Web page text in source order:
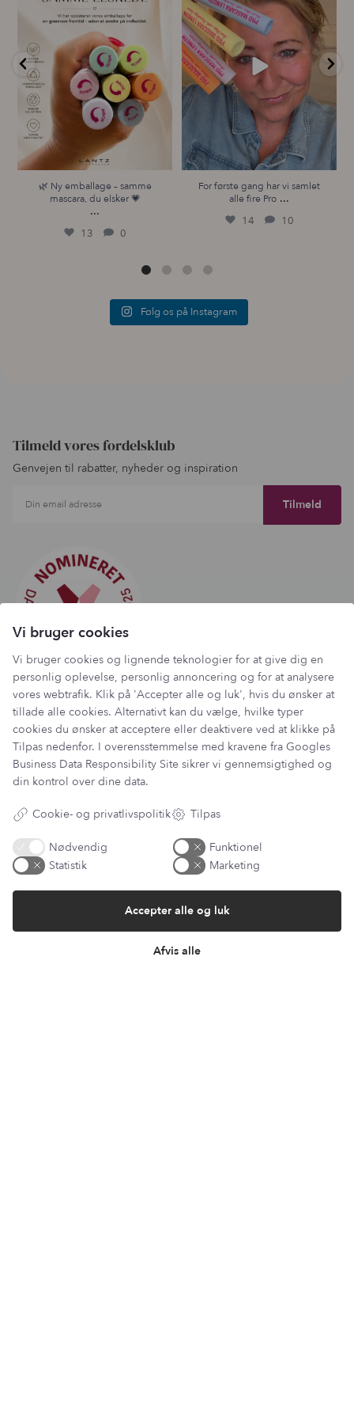
...
13
🌿 Ny emballage – samme
mascara, du elsker 💗
...
13 0
14
For første gang har vi samlet
alle fire Pro ...
14 10
Følg os på Instagram
Har du et spørgsmål?
Du kan kontakte vores kundeservice på:
kundeservice@lantzcph.com
Mandag, Onsdag & Fredag: 09.00 – 14.00
+45 60 13 27 49
Tilmeld vores fordelsklub
Genvejen til rabatter, nyheder og inspiration
Din email adresse
Vi bruger cookies
Vi bruger cookies og lignende teknologier for at give dig en
personlig oplevelse, personlig annoncering og for at analysere
vores webtrafik. Klik på 'Accepter alle og luk', hvis du ønsker at
tillade alle cookies. Alternativt kan du vælge, hvilke typer
cookies du ønsker at acceptere eller deaktivere ved at klikke på
Tilpas nedenfor. I overensstemmelse med kravene fra Googles
Business Data Responsibility Site sikrer vi gennemsigtighed og
din kontrol over dine data.
Cookie- og privatlivspolitik Tilpas
Nødvendig
Funktionel
Statistik
Marketing
Afvis alle
Accepter alle og luk